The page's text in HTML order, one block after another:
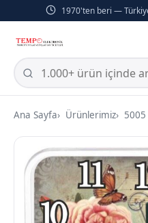
1970'ten beri —
Ana Sayfa Ürünlerimiz 5005